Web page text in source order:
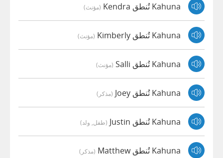
Kahuna تُنطق Kendra (مؤنث)
Kahuna تُنطق Kimberly (مؤنث)
Kahuna تُنطق Salli (مؤنث)
Kahuna تُنطق Joey (مذكر)
Kahuna تُنطق Justin (طفل, ولد)
Kahuna تُنطق Matthew (مذكر)